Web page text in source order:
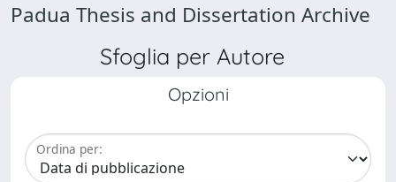
Padua Thesis and Dissertation Archive
Sfoglia per Autore
Opzioni
Ordina per: